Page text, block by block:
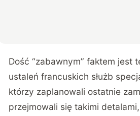
Dość “zabawnym” faktem jest
ustaleń francuskich służb
którzy zaplanowali ostatnie
przejmowali się takimi